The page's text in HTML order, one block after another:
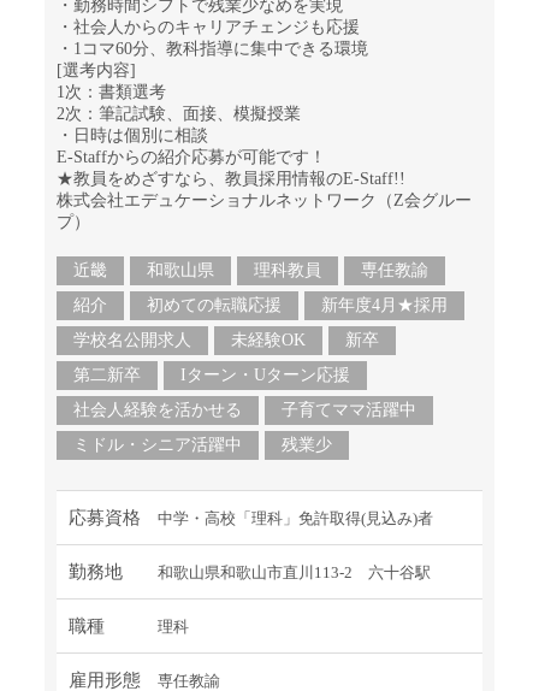
・勤務時間シフトで残業少なめを実現
・社会人からのキャリアチェンジも応援
・1コマ60分、教科指導に集中できる環境
[選考内容]
1次：書類選考
2次：筆記試験、面接、模擬授業
・日時は個別に相談
E-Staffからの紹介応募が可能です！
★教員をめざすなら、教員採用情報のE-Staff!!
株式会社エデュケーショナルネットワーク（Z会グルー
プ）
近畿 和歌山県 理科教員
専任教諭
紹介
初めての転職応援
新年度4月★採用
学校名公開求人
未経験OK
新卒
第二新卒
Iターン・Uターン応援
社会人経験を活かせる
子育てママ活躍中
ミドル・シニア活躍中
残業少
応募資格 中学・高校「理科」免許取得(見込み)者
勤務地 和歌山県和歌山市直川113-2 六十谷駅
職種 理科
雇用形態 専任教諭